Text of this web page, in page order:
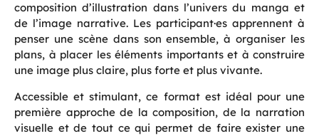
composition d’illustration dans l’univers du manga et
de l’image narrative. Les participant·es apprennent à
penser une scène dans son ensemble, à organiser les
plans, à placer les éléments importants et à construire
une image plus claire, plus forte et plus vivante.
Accessible et stimulant, ce format est idéal pour une
première approche de la composition, de la narration
visuelle et de tout ce qui permet de faire exister une